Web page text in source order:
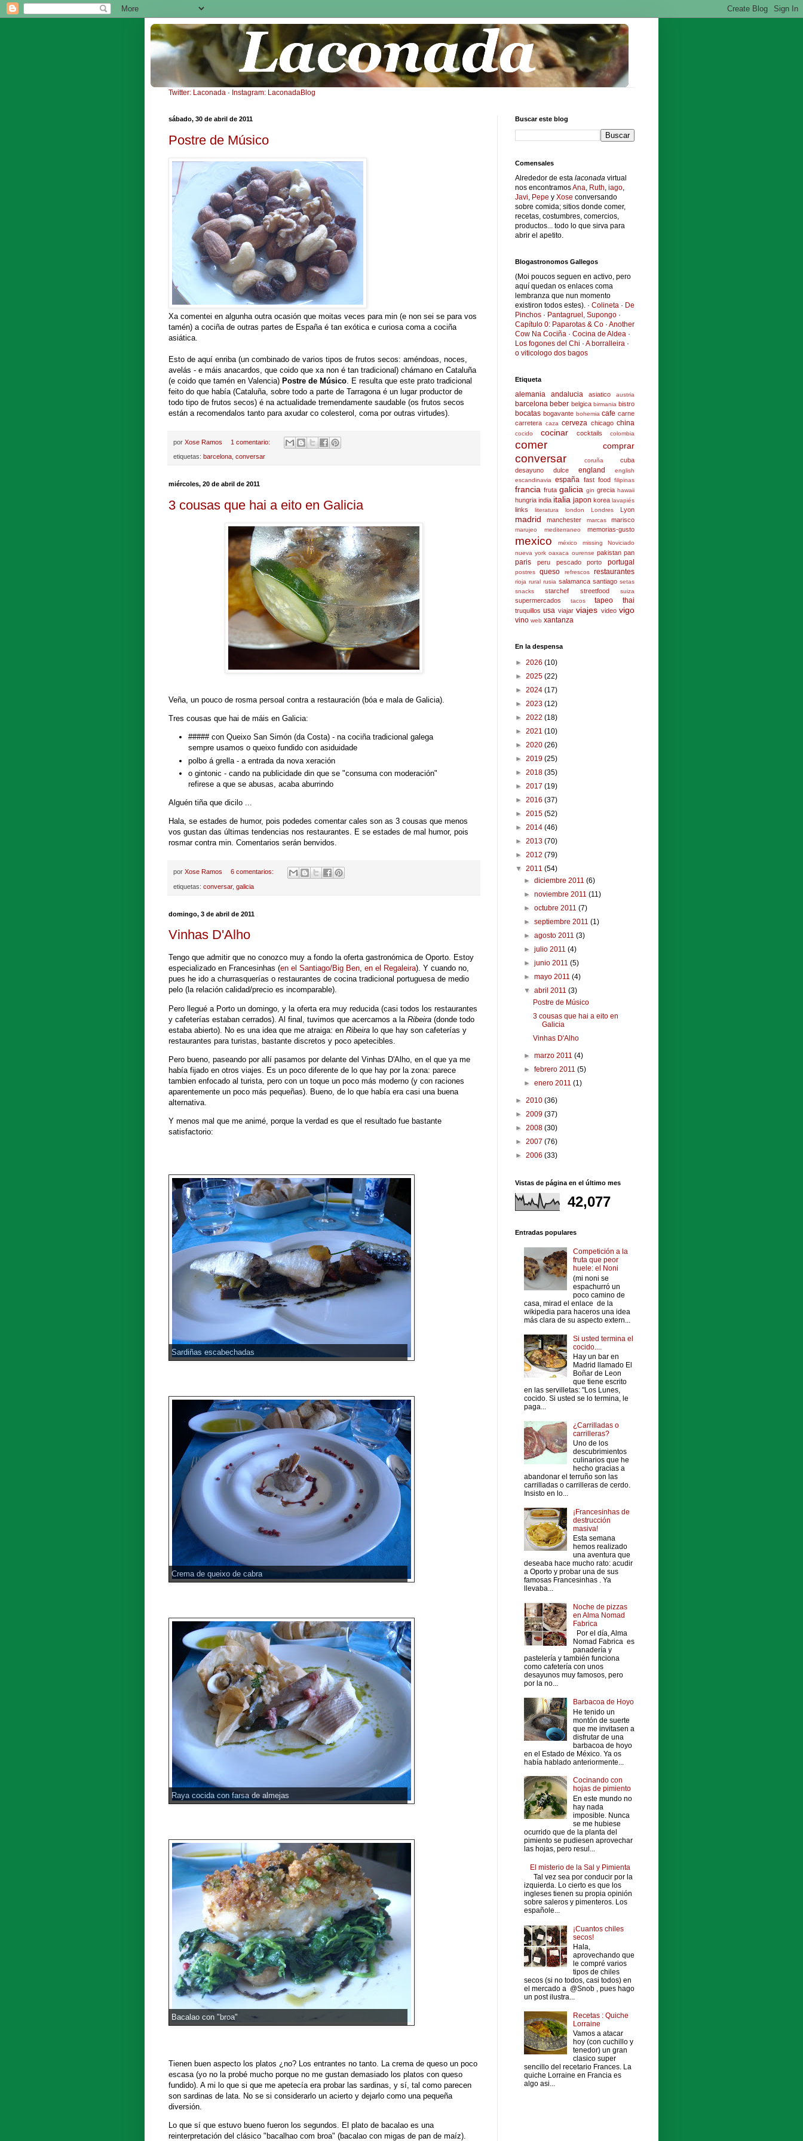
Twitter: Laconada · Instagram: LaconadaBlog
sábado, 30 de abril de 2011
Postre de Músico
Xa comentei en algunha outra ocasión que moitas veces para min (e non sei se para vos
tamén) a cociña de outras partes de España é tan exótica e curiosa coma a cociña
asiática.
Esto de aquí enriba (un combinado de varios tipos de frutos secos: améndoas, noces,
avelás - e máis anacardos, que coido que xa non é tan tradicional) chámano en Cataluña
(e coido que tamén en Valencia) Postre de Músico . E resulta que este prato tradicional
feito do que había (Cataluña, sobre todo a parte de Tarragona é un lugar productor de
todo tipo de frutos secos) é na actualidade tremendamente saudable (os frutos secos
están a recomendalos tanto para axudar co colesterol, coma por outras virtudes).
por Xose Ramos 1 comentario:
etiquetas: barcelona conversar
miércoles, 20 de abril de 2011
3 cousas que hai a eito en Galicia
Veña, un pouco de rosma persoal contra a restauración (bóa e mala de Galicia).
Tres cousas que hai de máis en Galicia:
##### con Queixo San Simón (da Costa) - na cociña tradicional galega
sempre usamos o queixo fundido con asiduidade
polbo á grella - a entrada da nova xeración
o gintonic - cando na publicidade din que se "consuma con moderación"
refirese a que se abusas, acaba aburrindo
Alguén tiña que dicilo ...
Hala, se estades de humor, pois podedes comentar cales son as 3 cousas que menos
vos gustan das últimas tendencias nos restaurantes. E se estades de mal humor, pois
rosmar contra min. Comentarios serán benvidos.
por Xose Ramos 6 comentarios:
etiquetas: conversar, galicia
domingo, 3 de abril de 2011
Vinhas D'Alho
Tengo que admitir que no conozco muy a fondo la oferta gastronómica de Oporto. Estoy
especializado en Francesinhas (en el Santiago/Big Ben, en el Regaleira). Y cuando no,
pues he ido a churrasquerías o restaurantes de cocina tradicional portuguesa de medio
pelo (la relación calidad/precio es incomparable).
Pero llegué a Porto un domingo, y la oferta era muy reducida (casi todos los restaurantes
y cafeterías estaban cerrados). Al final, tuvimos que acercarnos a la Ribeira (donde todo
estaba abierto). No es una idea que me atraiga: en Ribeira lo que hay son cafeterías y
restaurantes para turistas, bastante discretos y poco apetecibles.
Pero bueno, paseando por allí pasamos por delante del Vinhas D'Alho, en el que ya me
había fijado en otros viajes. Es un poco diferente de lo que hay por la zona: parece
tambien enfocado al turista, pero con un toque un poco más moderno (y con raciones
aparentemente un poco más pequeñas). Bueno, de lo que había era casi una buena
alternativa.
Y menos mal que me animé, porque la verdad es que el resultado fue bastante
satisfactorio:
Sardiñas escabechadas
Crema de queixo de cabra
Raya cocida con farsa de almejas
Bacalao con "broa"
Tienen buen aspecto los platos ¿no? Los entrantes no tanto. La crema de queso un poco
escasa (yo no la probé mucho porque no me gustan demasiado los platos con queso
fundido). A mi lo que si que me apetecía era probar las sardinas, y sí, tal como parecen
son sardinas de lata. No se si considerarlo un acierto y dejarlo como una pequeña
diversión.
Lo que sí que estuvo bueno fueron los segundos. El plato de bacalao es una
reinterpretación del clásico "bacalhao com broa" (bacalao con migas de pan de maíz).
Buscar este blog
Comensales
Alrededor de esta laconada virtual
nos encontramosAna, Ruth, iago,
Javi, Pepe y Xose conversando
sobre comida; sitios donde comer,
recetas, costumbres, comercios,
productos... todo lo que sirva para
abrir el apetito.
Blogastronomos Gallegos
(Moi poucos seguen en activo, pero
aquí quedan os enlaces coma
lembranza que nun momento
existiron todos estes). · Colineta · De
Pinchos · Pantagruel, Supongo ·
Capítulo 0: Paparotas & Co · Another
Cow Na Cociña · Cocina de Aldea ·
Los fogones del Chi · A borralleira ·
o viticologo dos bagos
Etiqueta
alemania andalucia asiatico austria
barcelona beber belgica birmania bistro
bocatas bogavante bohemia cafe carne
carretera caza cerveza chicago china
cocido cocinar cocktails colombia
comer comprar
conversar coruña
cuba
desayuno
dulce england
english
escandinavia
españa fast food filipinas
francia fruta galicia gin grecia hawaii
hungria india italia japon korea lavapiés
links literatura london Londres Lyon
madrid manchester marcas marisco
marujeo mediterraneo memorias-gusto
mexico méxico missing
Noviciado
nueva york oaxaca ourense pakistan pan
paris peru pescado porto portugal
postres queso refrescos restaurantes
rioja rural rusia salamanca santiago setas
snacks
starchef streetfood suiza
supermercados tacos tapeo thai
truquillos usa viajar viajes video vigo
vino web xantanza
En la despensa
► 2026 (10)
► 2025 (22)
► 2024 (17)
► 2023 (12)
► 2022 (18)
► 2021 (10)
► 2020 (26)
► 2019 (25)
► 2018 (35)
► 2017 (19)
► 2016 (37)
► 2015 (52)
► 2014 (46)
► 2013 (70)
► 2012 (79)
▼ 2011 (54)
►diciembre 2011(6)
►noviembre 2011(11)
►octubre 2011(7)
►septiembre 2011(1)
►agosto 2011(3)
►julio 2011(4)
►junio 2011(5)
►mayo 2011(4)
▼abril 2011(3)
Postre de Músico
3 cousas que hai a eito en
Galicia
Vinhas D'Alho
►marzo 2011(4)
►febrero 2011(5)
►enero 2011(1)
► 2010 (36)
► 2009 (37)
► 2008 (30)
► 2007 (76)
► 2006 (33)
Vistas de página en el último mes
42,077
Entradas populares
Competición a la
fruta que peor
huele: el Noni
(mi noni se
espachurró un
poco camino de
casa, mirad el enlace de la
wikipedia para haceros una idea
más clara de su aspecto extern...
Si usted termina el
cocido....
Hay un bar en
Madrid llamado El
Boñar de Leon
que tiene escrito
en las servilletas: "Los Lunes,
cocido. Si usted se lo termina, le
paga...
¿Carrilladas o
carrilleras?
Uno de los
descubrimientos
culinarios que he
hecho gracias a
abandonar el terruño son las
carrilladas o carrilleras de cerdo.
Insisto en lo...
¡Francesinhas de
destrucción
masiva!
Esta semana
hemos realizado
una aventura que
deseaba hace mucho rato: acudir
a Oporto y probar una de sus
famosas Francesinhas . Ya
llevaba...
Noche de pizzas
en Alma Nomad
Fabrica
Por el día, Alma
Nomad Fabrica es
panadería y
pastelería y también funciona
como cafetería con unos
desayunos muy famosos, pero
por la no...
Barbacoa de Hoyo
He tenido un
montón de suerte
que me invitasen a
disfrutar de una
barbacoa de hoyo
en el Estado de México. Ya os
había hablado anteriormente...
Cocinando con
hojas de pimiento
En este mundo no
hay nada
imposible. Nunca
se me hubiese
ocurrido que de la planta del
pimiento se pudiesen aprovechar
las hojas, pero resul...
El misterio de la Sal y Pimienta
Tal vez sea por conducir por la
izquierda. Lo cierto es que los
ingleses tienen su propia opinión
sobre saleros y pimenteros. Los
españole...
¡Cuantos chiles
secos!
Hala,
aprovechando que
le compré varios
tipos de chiles
secos (si no todos, casi todos) en
el mercado a @Snob , pues hago
un post ilustra...
Recetas : Quiche
Lorraine
Vamos a atacar
hoy (con cuchillo y
tenedor) un gran
clasico super
sencillo del recetario Frances. La
quiche Lorraine en Francia es
algo asi...